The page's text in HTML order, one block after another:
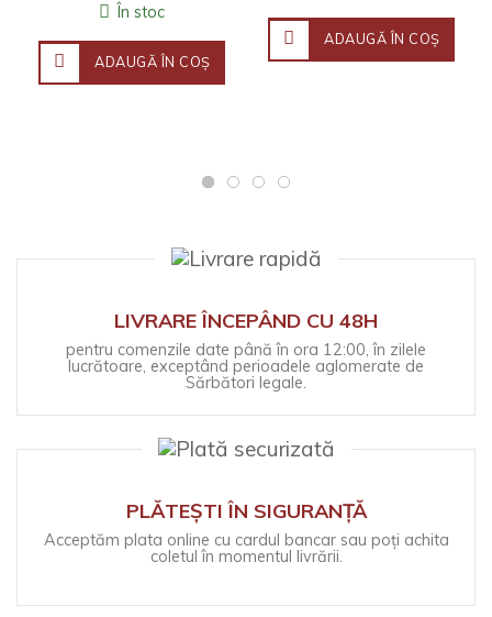
În stoc
ADAUGĂ ÎN COŞ
ADAUGĂ ÎN COŞ
LIVRARE ÎNCEPÂND CU 48H
pentru comenzile date până în ora 12:00, în zilele
lucrătoare, exceptând perioadele aglomerate de
Sărbători legale.
PLĂTEȘTI ÎN SIGURANȚĂ
Acceptăm plata online cu cardul bancar sau poți achita
coletul în momentul livrării.